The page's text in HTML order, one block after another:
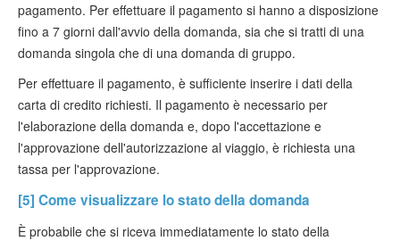
pagamento. Per effettuare il pagamento si hanno a disposizione
fino a 7 giorni dall'avvio della domanda, sia che si tratti di una
domanda singola che di una domanda di gruppo.
Per effettuare il pagamento, è sufficiente inserire i dati della
carta di credito richiesti. Il pagamento è necessario per
l'elaborazione della domanda e, dopo l'accettazione e
l'approvazione dell'autorizzazione al viaggio, è richiesta una
tassa per l'approvazione.
[5] Come visualizzare lo stato della domanda
È probabile che si riceva immediatamente lo stato della